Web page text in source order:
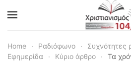
Skip to main content
Home Ραδιόφωνο
Συχνότητες
Εφημερίδα
Κύριο άρθρο
Τα